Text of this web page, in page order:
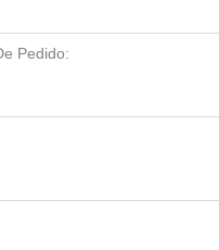
Pedido: